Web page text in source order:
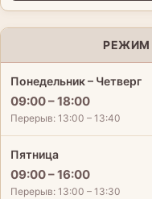
РЕЖИМ
Понедельник – Четверг
09:00 – 18:00
Перерыв: 13:00 – 13:40
Пятница
09:00 – 16:00
Перерыв: 13:00 – 13:30